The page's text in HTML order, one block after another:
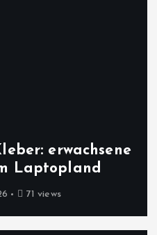
erwachsene
Laptopland
71 views